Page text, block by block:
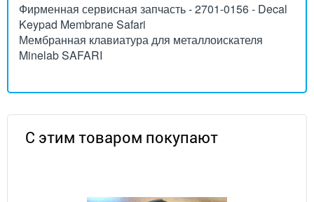
Фирменная сервисная запчасть - 2701-0156 - Decal
Keypad Membrane Safari
Мембранная клавиатура для металлоискателя
Minelab SAFARI
С этим товаром покупают